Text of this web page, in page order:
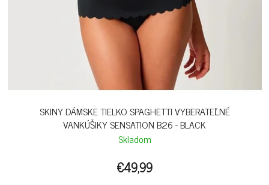
SKINY DÁMSKE TIELKO SPAGHETTI VYBERATEĽNÉ
VANKÚŠIKY SENSATION B26 - BLACK
Skladom
€49,99